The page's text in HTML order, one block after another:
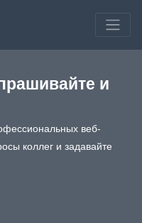
и
веб-
коллег и задавайте